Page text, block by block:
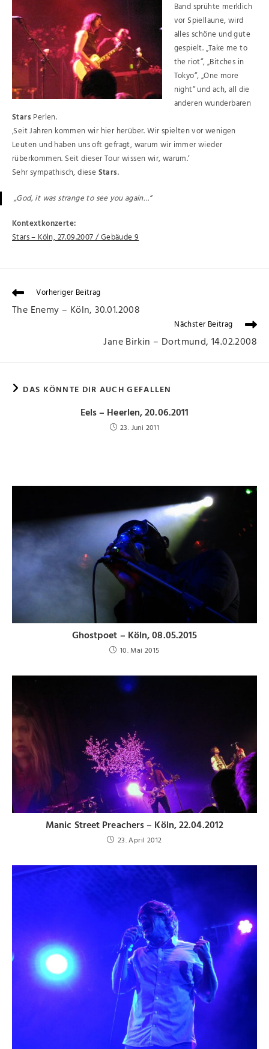
Band sprühte merklich
vor Spiellaune, wird
alles schöne und gute
gespielt. „Take me to
the riot“, „Bitches in
Tokyo“, „One more
night“ und ach, all die
anderen wunderbaren
Stars Perlen.
‚Seit Jahren kommen wir hier herüber. Wir spielten vor wenigen
Leuten und haben uns oft gefragt, warum wir immer wieder
rüberkommen. Seit dieser Tour wissen wir, warum.‘
Sehr sympathisch, dieseStars.
„God, it was strange to see you again…“
Kontextkonzerte:
Stars – Köln, 27.09.2007 / Gebäude 9
Vorheriger Beitrag
The Enemy – Köln, 30.01.2008
Nächster Beitrag
Jane Birkin – Dortmund, 14.02.2008
DAS KÖNNTE DIR AUCH GEFALLEN
Eels – Heerlen, 20.06.2011
23. Juni 2011
Ghostpoet – Köln, 08.05.2015
10. Mai 2015
Manic Street Preachers – Köln, 22.04.2012
23. April 2012